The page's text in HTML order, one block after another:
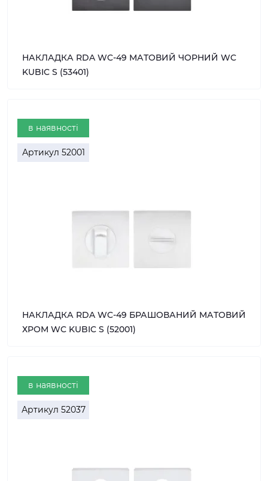
НАКЛАДКА RDA WC-49 МАТОВИЙ ЧОРНИЙ WC
KUBIC S (53401)
в наявності
Артикул 52001
НАКЛАДКА RDA WC-49 БРАШОВАНИЙ МАТОВИЙ
ХРОМ WC KUBIC S (52001)
в наявності
Артикул 52037